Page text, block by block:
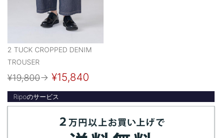
2 TUCK CROPPED DENIM
TROUSER
¥19,800→ ¥15,840
Ripoのサービス